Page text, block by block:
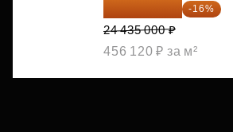
20 525 400 ₽ -16%
24 435 000 ₽
456 120 ₽ за м²